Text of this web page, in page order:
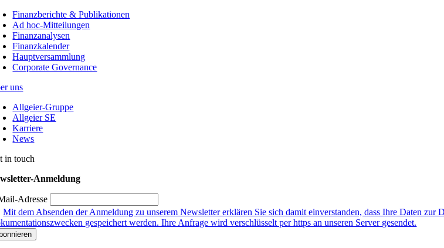
Finanzberichte & Publikationen
Ad hoc-Mitteilungen
Finanzanalysen
Finanzkalender
Hauptversammlung
Corporate Governance
uns
Allgeier-Gruppe
Allgeier SE
Karriere
News
in touch
Anmeldung
Adresse
Mit dem Absenden der Anmeldung zu unserem Newsletter erklären Sie sich damit einverstanden, dass Ihre Daten
gespeichert werden. Ihre Anfrage wird verschlüsselt per https an unseren Server gesendet.